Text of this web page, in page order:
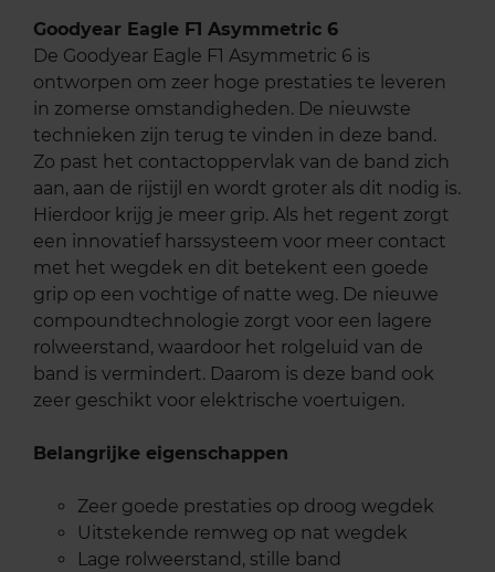
Goodyear Eagle F1 Asymmetric 6
De Goodyear Eagle F1 Asymmetric 6 is
ontworpen om zeer hoge prestaties te leveren
in zomerse omstandigheden. De nieuwste
technieken zijn terug te vinden in deze band.
Zo past het contactoppervlak van de band zich
aan, aan de rijstijl en wordt groter als dit nodig is.
Hierdoor krijg je meer grip. Als het regent zorgt
een innovatief harssysteem voor meer contact
met het wegdek en dit betekent een goede
grip op een vochtige of natte weg. De nieuwe
compoundtechnologie zorgt voor een lagere
rolweerstand, waardoor het rolgeluid van de
band is vermindert. Daarom is deze band ook
zeer geschikt voor elektrische voertuigen.
Belangrijke eigenschappen
Zeer goede prestaties op droog wegdek
Uitstekende remweg op nat wegdek
Lage rolweerstand, stille band